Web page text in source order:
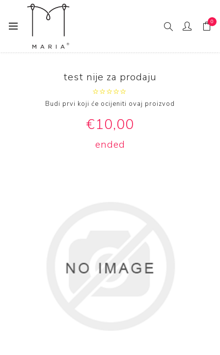
0
Home
test nije za prodaju
Budi prvi koji će ocijeniti ovaj proizvod
€10,00
ended